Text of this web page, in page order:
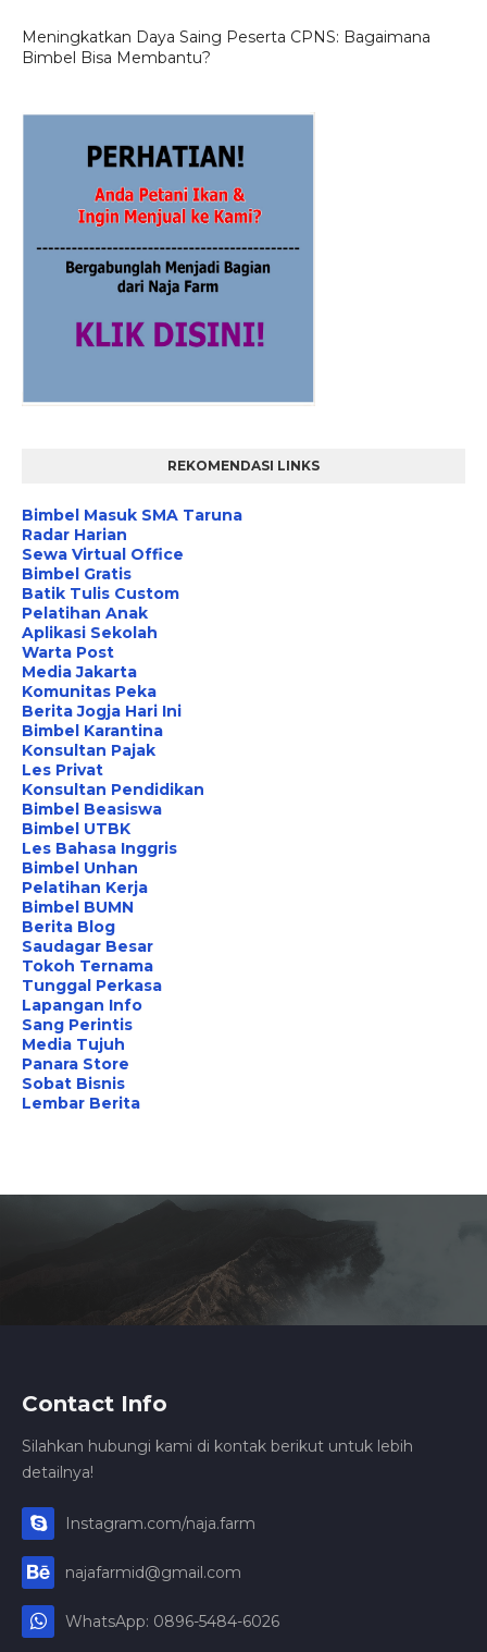
Meningkatkan Daya Saing Peserta CPNS: Bagaimana
Bimbel Bisa Membantu?
REKOMENDASI LINKS
Bimbel Masuk SMA Taruna
Radar Harian
Sewa Virtual Office
Bimbel Gratis
Batik Tulis Custom
Pelatihan Anak
Aplikasi Sekolah
Warta Post
Media Jakarta
Komunitas Peka
Berita Jogja Hari Ini
Bimbel Karantina
Konsultan Pajak
Les Privat
Konsultan Pendidikan
Bimbel Beasiswa
Bimbel UTBK
Les Bahasa Inggris
Bimbel Unhan
Pelatihan Kerja
Bimbel BUMN
Berita Blog
Saudagar Besar
Tokoh Ternama
Tunggal Perkasa
Lapangan Info
Sang Perintis
Media Tujuh
Panara Store
Sobat Bisnis
Lembar Berita
Contact Info
Silahkan hubungi kami di kontak berikut untuk lebih
detailnya!
Instagram.com/naja.farm
najafarmid@gmail.com
WhatsApp: 0896-5484-6026